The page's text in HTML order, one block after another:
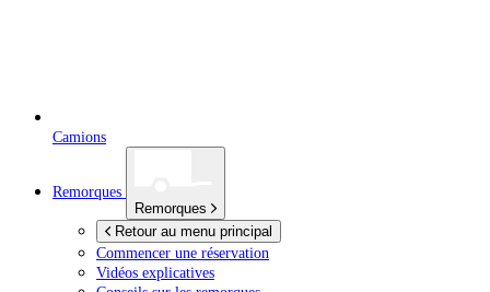
Camions
Remorques
Remorques
Retour au menu principal
Commencer une réservation
Vidéos explicatives